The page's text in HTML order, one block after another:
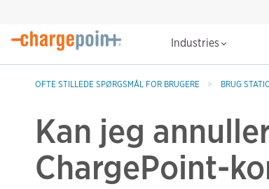
Industries
OFTE STILLEDE SPØRGSMÅL FOR BRUGERE BRUG
Kan jeg
ChargePoint-